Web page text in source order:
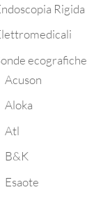
Rigida
ecografiche
Acuson
Aloka
Atl
B&K
Esaote